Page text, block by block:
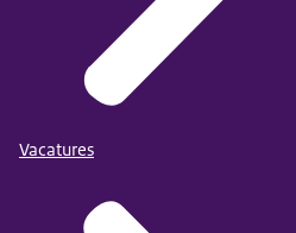
Vacatures